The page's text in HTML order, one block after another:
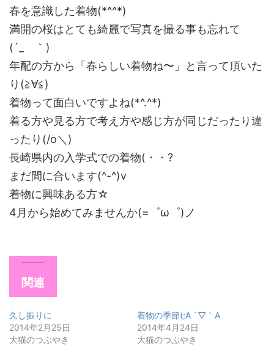
春を意識した着物(*^^*)
満開の桜はとても綺麗で写真を撮る事も忘れて
(´_ゝ｀)
年配の方から「春らしい着物ね〜」と言って頂いた
り(≧∀≦)
着物って面白いですよね(*^.^*)
着る方や見る方で考え方や感じ方が同じだったり違
ったり(/o＼)
長崎県内の入学式での着物(・・?
まだ間に合います(^-^)v
着物に興味ある方☆
4月から始めてみませんか(=゜ω゜)ノ
関連
久し振りに
2014年2月25日
大猫のつぶやき
着物の季節(;A ´▽｀A
2014年4月24日
大猫のつぶやき